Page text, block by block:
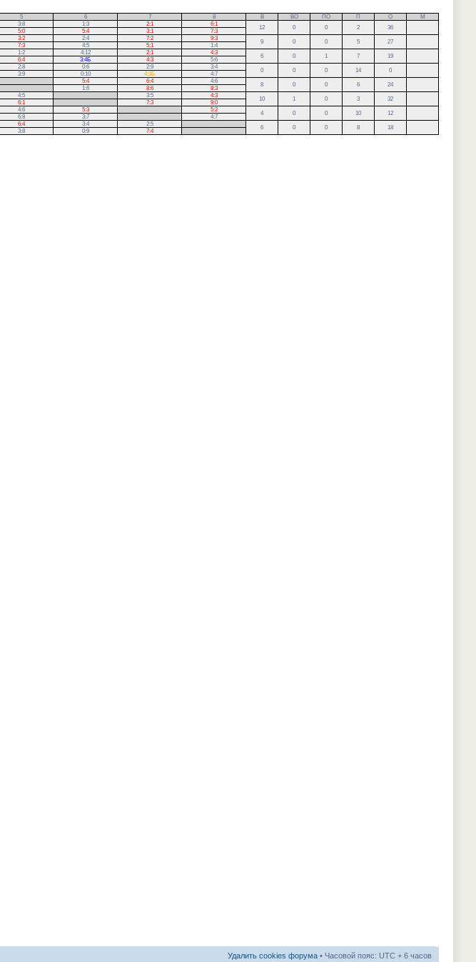
5 6 7 8 В ВО ПО П О
М
3:8 1:3 2:1 6:1
12 0 0 2 36
5:0 5:4 3:1
7:3
3:2 2:4 7:2 9:3
9 0 0 5 27
7:3 4:5 5:1
1:4
1:2 4:12 2:1 4:3
6 0 1 7 19
6:4 3:4Б 4:3
5:6
2:8 0:6 2:9 3:4
0 0 0 14 0
3:9 0:10 4:3Б
4:7
5:4 6:4 4:6
8 0 0 6 24
1:6 8:6
8:3
4:5 3:5 4:3
10 1 0 3 32
6:1 7:3
9:0
4:6 5:3 5:2
4 0 0 10 12
6:8 3:7
4:7
6:4 3:4 2:5
6 0 0 8 18
3:8 0:9 7:4
Удалить cookies форума • Часовой пояс: UTC + 6 часов